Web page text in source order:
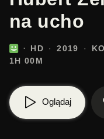
na ucho
HD 2019
1H 00M
Oglądaj